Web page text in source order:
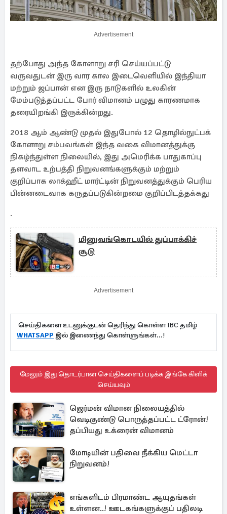
Advertisement
தற்போது அந்த கோளாறு சரி செய்யப்பட்டு
வருவதுடன் இரு வார கால இடைவெளியில் இந்தியா
மற்றும் ஜப்பான் என இரு நாடுகளில் உலகின்
மேம்படுத்தப்பட்ட போர் விமானம் பழுது காரணமாக
தரையிறங்கி இருக்கின்றது.
2018 ஆம் ஆண்டு முதல் இதுபோல் 12 தொழில்நுட்பக்
கோளாறு சம்பவங்கள் இந்த வகை விமானத்துக்கு
நிகழ்ந்துள்ள நிலையில், இது அமெரிக்க பாதுகாப்பு
தளவாட உற்பத்தி நிறுவனங்களுக்கும் மற்றும்
குறிப்பாக லாக்ஹீட் மார்ட்டின் நிறுவனத்துக்கும் பெரிய
பின்னடைவாக கருதப்படுகின்றமை குறிப்பிடத்தக்கது
.
மினுவங்கொடயில் துப்பாக்கிச்
சூடு
Advertisement
செய்திகளை உடனுக்குடன் தெரிந்து கொள்ள IBC தமிழ்
WHATSAPP இல் இணைந்து கொள்ளுங்கள்...!
மேலும் இது தொடர்பான செய்திகளைப் படிக்க இங்கே கிளிக்
செய்யவும்
ஜெர்மன் விமான நிலையத்தில்
வெடிகுண்டு பொருத்தப்பட்ட ட்ரோன்!
தப்பியது உக்ரைன் விமானம்
மோடியின் பதிவை நீக்கிய மெட்டா
நிறுவனம்!
எங்களிடம் பிரமாண்ட ஆயுதங்கள்
உள்ளன..! ஊடகங்களுக்குப் பதிலடி